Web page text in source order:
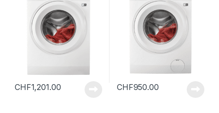
CHF1,201.00 CHF950.00